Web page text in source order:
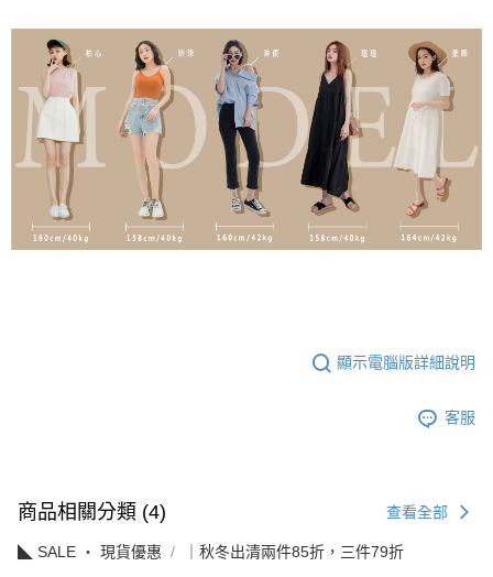
顯示電腦版詳細說明
客服
商品相關分類 (4) 查看全部
◣ SALE ‧ 現貨優惠 ｜秋冬出清兩件85折，三件79折